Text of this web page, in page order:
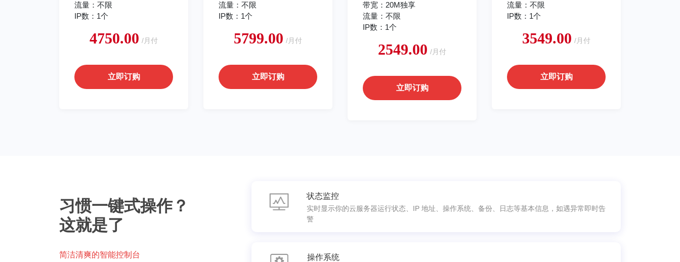
流量：不限
IP数：1个
4750.00 /月付
立即订购
流量：不限
IP数：1个
5799.00 /月付
立即订购
带宽：20M独享
流量：不限
IP数：1个
2549.00 /月付
立即订购
流量：不限
IP数：1个
3549.00 /月付
立即订购
习惯一键式操作？
这就是了
简洁清爽的智能控制台
状态监控
实时显示你的云服务器运行状态、IP 地址、操作系统、备份、日志等基本信息，如遇异常即时告
警
操作系统